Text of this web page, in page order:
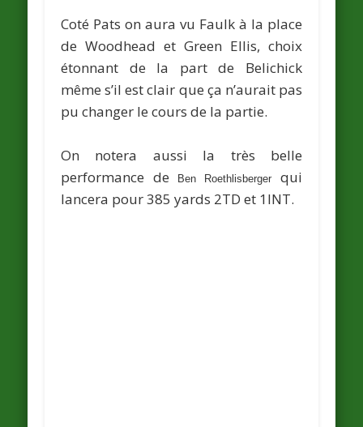
Coté Pats on aura vu Faulk à la place
de Woodhead et Green Ellis, choix
étonnant de la part de Belichick
même s’il est clair que ça n’aurait pas
pu changer le cours de la partie.
On notera aussi la très belle
performance de Ben Roethlisberger
qui
lancera pour 385 yards 2TD et 1INT.